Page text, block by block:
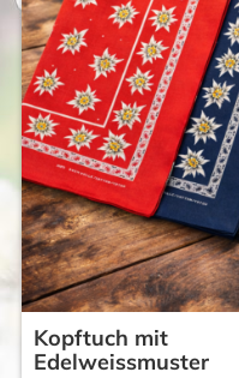
Kopftuch mit
Edelweissmuster